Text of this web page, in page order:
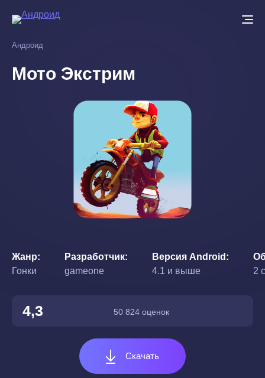
основному
Андроид
Мото Экстрим
Жанр
Гонки
Разработчик
gameone
Версия Android
4.1 и выше
2
4,3 50 824 оценок
Скачать